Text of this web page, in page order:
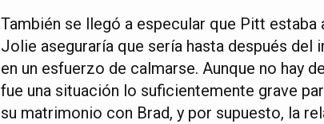
También se llegó a especular que Pitt
Jolie aseguraría que sería hasta después del
en un esfuerzo de calmarse. Aunque no hay
fue una situación lo suficientemente grave
su matrimonio con Brad, y por supuesto, la